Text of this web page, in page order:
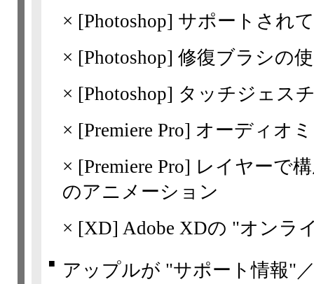
× [Photoshop] サポートされ
× [Photoshop] 修復ブラシの
× [Photoshop] タッチジェス
× [Premiere Pro] オーディオ
× [Premiere Pro] レイヤーで
のアニメーション
× [XD] Adobe XDの "オンラ
■
アップルが "サポート情報"